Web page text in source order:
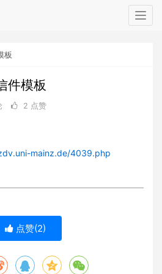
板
件模板
2 点赞
mainz.de/4039.php
点赞(2)